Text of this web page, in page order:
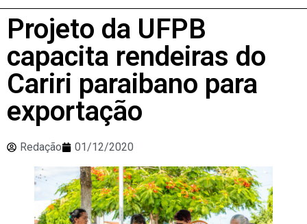
Projeto da UFPB
capacita rendeiras do
Cariri paraibano para
exportação
Redação 01/12/2020